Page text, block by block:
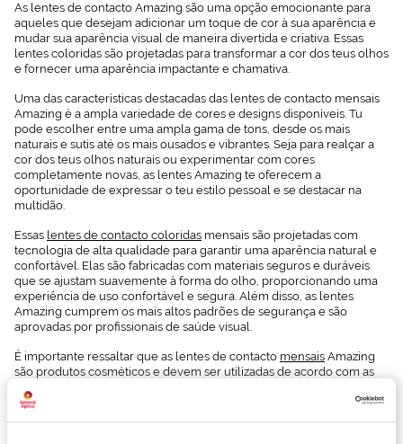
As lentes de contacto Amazing são uma opção emocionante para
aqueles que desejam adicionar um toque de cor à sua aparência e
mudar sua aparência visual de maneira divertida e criativa. Essas
lentes coloridas são projetadas para transformar a cor dos teus olhos
e fornecer uma aparência impactante e chamativa.
Uma das características destacadas das lentes de contacto mensais
Amazing é a ampla variedade de cores e designs disponíveis. Tu
pode escolher entre uma ampla gama de tons, desde os mais
naturais e sutis até os mais ousados e vibrantes. Seja para realçar a
cor dos teus olhos naturais ou experimentar com cores
completamente novas, as lentes Amazing te oferecem a
oportunidade de expressar o teu estilo pessoal e se destacar na
multidão.
Essas lentes de contacto coloridas mensais são projetadas com
tecnologia de alta qualidade para garantir uma aparência natural e
confortável. Elas são fabricadas com materiais seguros e duráveis
que se ajustam suavemente à forma do olho, proporcionando uma
experiência de uso confortável e segura. Além disso, as lentes
Amazing cumprem os mais altos padrões de segurança e são
aprovadas por profissionais de saúde visual.
É importante ressaltar que as lentes de contacto mensais Amazing
são produtos cosméticos e devem ser utilizadas de acordo com as
optometrista especializado em saúde visual. Recomenda-se realizar